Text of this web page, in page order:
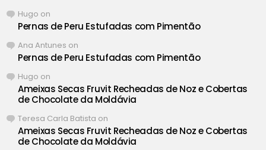
Hugo on
Pernas de Peru Estufadas com Pimentão
Ana Antunes on
Pernas de Peru Estufadas com Pimentão
Hugo on
Ameixas Secas Fruvit Recheadas de Noz e Cobertas
de Chocolate da Moldávia
Teresa Carla Batista on
Ameixas Secas Fruvit Recheadas de Noz e Cobertas
de Chocolate da Moldávia